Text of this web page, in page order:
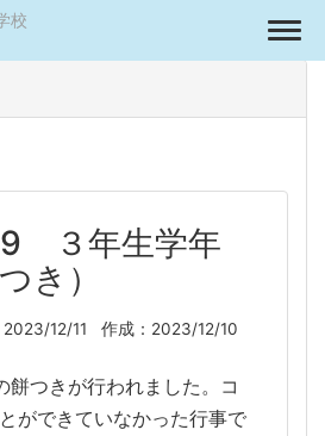
校
３年生学年
き）
12/11
作成：2023/12/10
餅つきが行われました。コ
ができていなかった行事で